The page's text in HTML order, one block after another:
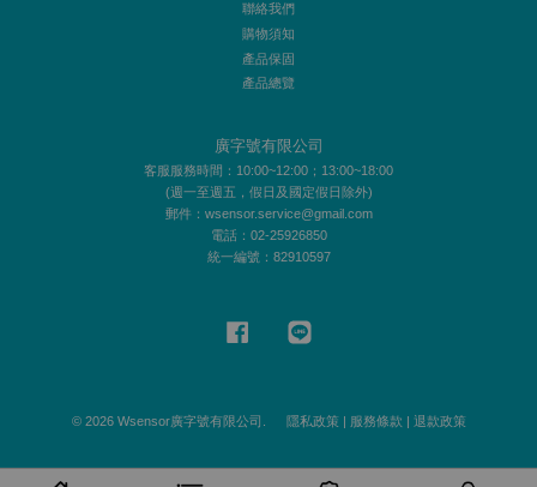
聯絡我們
購物須知
產品保固
產品總覽
廣字號有限公司
客服服務時間：10:00~12:00；13:00~18:00
(週一至週五，假日及國定假日除外)
郵件：wsensor.service@gmail.com
電話：02-25926850
統一編號：82910597
Facebook
© 2026 Wsensor廣字號有限公司. 隱私政策| 服務條款 | 退款政策